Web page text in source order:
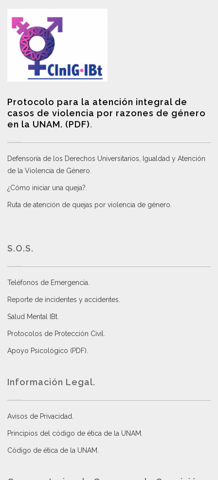
Protocolo para la atención integral de
casos de violencia por razones de género
en la UNAM. (PDF).
Defensoría de los Derechos Universitarios, Igualdad y Atención
de la Violencia de Género
¿Cómo iniciar una queja?
Ruta de atención de quejas por violencia de género
S.O.S.
Teléfonos de Emergencia.
Reporte de incidentes y accidentes
Salud Mental IBt
Protocolos de Protección Civil
Apoyo Psicológico (PDF)
Información Legal.
Avisos de Privacidad
Principios del código de ética de la UNAM
Código de ética de la UNAM